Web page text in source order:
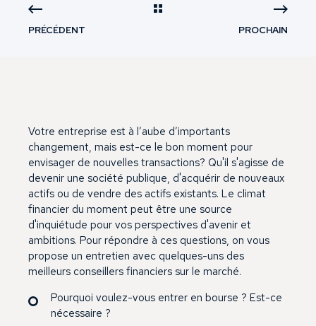
PRÉCÉDENT PROCHAIN
Votre entreprise est à l’aube d’importants
changement, mais est-ce le bon moment pour
envisager de nouvelles transactions? Qu'il s'agisse de
devenir une société publique, d'acquérir de nouveaux
actifs ou de vendre des actifs existants. Le climat
financier du moment peut être une source
d'inquiétude pour vos perspectives d'avenir et
ambitions. Pour répondre à ces questions, on vous
propose un entretien avec quelques-uns des
meilleurs conseillers financiers sur le marché.
Pourquoi voulez-vous entrer en bourse ? Est-ce
nécessaire ?